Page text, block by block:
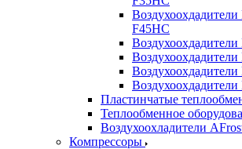
F45HC
Пластинчатые
Теплообменное
Воздухоохладители
Компрессоры